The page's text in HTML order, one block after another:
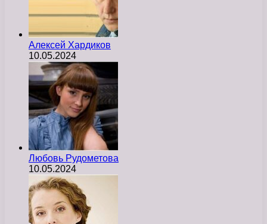
Алексей Хардиков
10.05.2024
Любовь Рудометова
10.05.2024